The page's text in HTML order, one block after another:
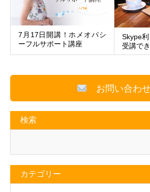
7月17日開講！ホメオパシ
ーフルサポート講座
Skype
受講で
お問い合わ
検索
カテゴリー